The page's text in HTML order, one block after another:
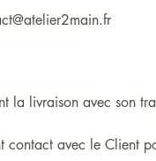
la livraison avec son
contact avec le Client